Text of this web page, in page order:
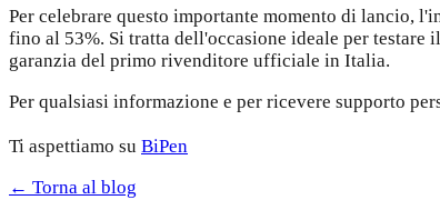
Per celebrare questo importante momento di lancio,
fino al 53%. Si tratta dell'occasione ideale per
garanzia del primo rivenditore ufficiale in Italia.
Per qualsiasi informazione e per ricevere supporto
Ti aspettiamo su BiPen
← Torna al blog